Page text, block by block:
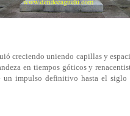
creciendo uniendo capillas y
en tiempos góticos y
un impulso definitivo hasta el siglo